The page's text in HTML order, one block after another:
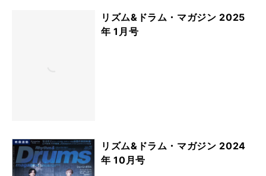
リズム&ドラム・マガジン 2025
年 1月号
リズム&ドラム・マガジン 2024
年 10月号